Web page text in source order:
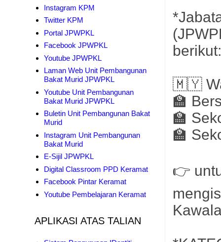
berikut:
🇲🇾
🏫
🏫
🏫
👉
Instagram KPM
Twitter KPM
Portal JPWPKL
Facebook JPWPKL
Youtube JPWPKL
Laman Web Unit Pembangunan
Bakat Murid JPWPKL
Youtube Unit Pembangunan
Bakat Murid JPWPKL
Buletin Unit Pembangunan Bakat
Murid
Instagram Unit Pembangunan
Bakat Murid
E-Sijil JPWPKL
Digital Classroom PPD Keramat
Facebook Pintar Keramat
Youtube Pembelajaran Keramat
APLIKASI ATAS TALIAN